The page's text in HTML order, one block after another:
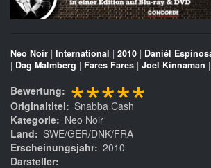
Neo Noir | International | 2010 | Daniél
| Dag Malmberg | Fares Fares | Joel Kinnaman |
Bewertung *****
Originaltitel
Snabba Cash
Kategorie
Neo Noir
Land
SWE/GER/DNK/FRA
Erscheinungsjahr 2010
Darsteller